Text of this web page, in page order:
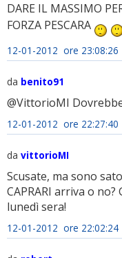
DARE IL MASSIMO
FORZA PESCARA
12-01-2012 ore 23:08:26
da benito91
@VittorioMI
12-01-2012 ore 22:27:40
da vittorioMI
Scusate, ma sono
CAPRARI arriva o
lunedì sera!
12-01-2012 ore 22:02:24